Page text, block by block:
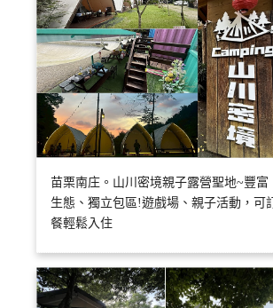
苗栗南庄。山川密境親子露營聖地~豐富
生態、獨立包區!遊戲場、親子活動，可訂
餐輕鬆入住